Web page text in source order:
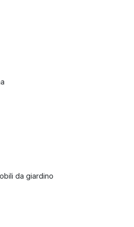
da giardino